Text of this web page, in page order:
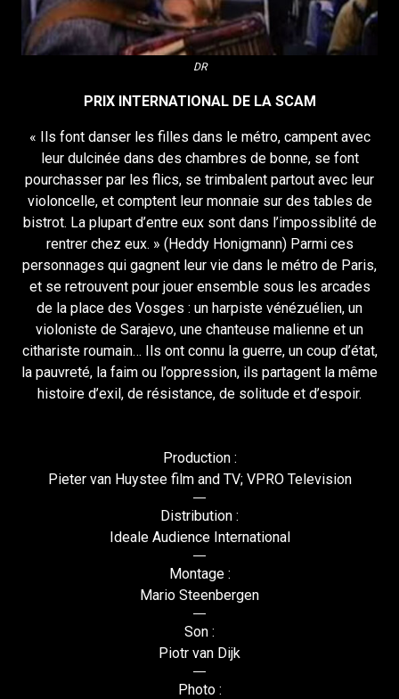
DR
PRIX INTERNATIONAL DE LA SCAM
« Ils font danser les filles dans le métro, campent avec
leur dulcinée dans des chambres de bonne, se font
pourchasser par les flics, se trimbalent partout avec leur
violoncelle, et comptent leur monnaie sur des tables de
bistrot. La plupart d’entre eux sont dans l’impossiblité de
rentrer chez eux. » (Heddy Honigmann) Parmi ces
personnages qui gagnent leur vie dans le métro de Paris,
et se retrouvent pour jouer ensemble sous les arcades
de la place des Vosges : un harpiste vénézuélien, un
violoniste de Sarajevo, une chanteuse malienne et un
cithariste roumain… Ils ont connu la guerre, un coup d’état,
la pauvreté, la faim ou l’oppression, ils partagent la même
histoire d’exil, de résistance, de solitude et d’espoir.
Production :
Pieter van Huystee film and TV; VPRO Television
Distribution :
Ideale Audience International
Montage :
Mario Steenbergen
Son :
Piotr van Dijk
Photo :